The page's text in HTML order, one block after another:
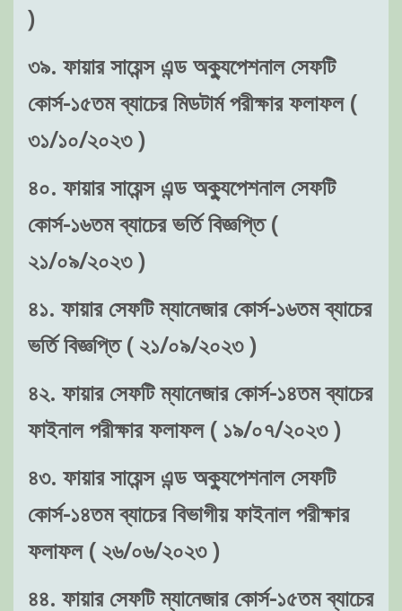
)
৩৯. ফায়ার সায়েন্স এন্ড অক্যুপেশনাল সেফটি
কোর্স-১৫তম ব্যাচের মিডটার্ম পরীক্ষার ফলাফল (
৩১/১০/২০২৩ )
৪০. ফায়ার সায়েন্স এন্ড অক্যুপেশনাল সেফটি
কোর্স-১৬তম ব্যাচের ভর্তি বিজ্ঞপ্তি (
২১/০৯/২০২৩ )
৪১. ফায়ার সেফটি ম্যানেজার কোর্স-১৬তম ব্যাচের
ভর্তি বিজ্ঞপ্তি ( ২১/০৯/২০২৩ )
৪২. ফায়ার সেফটি ম্যানেজার কোর্স-১৪তম ব্যাচের
ফাইনাল পরীক্ষার ফলাফল ( ১৯/০৭/২০২৩ )
৪৩. ফায়ার সায়েন্স এন্ড অক্যুপেশনাল সেফটি
কোর্স-১৪তম ব্যাচের বিভাগীয় ফাইনাল পরীক্ষার
ফলাফল ( ২৬/০৬/২০২৩ )
৪৪. ফায়ার সেফটি ম্যানেজার কোর্স-১৫তম ব্যাচের